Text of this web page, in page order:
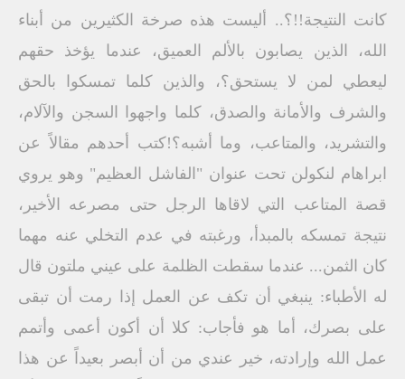
كانت النتيجة!!؟.. أليست هذه صرخة الكثيرين من أبناء
الله، الذين يصابون بالألم العميق، عندما يؤخذ حقهم
ليعطي لمن لا يستحق؟، والذين كلما تمسكوا بالحق
والشرف والأمانة والصدق، كلما واجهوا السجن والآلام،
والتشريد، والمتاعب، وما أشبه؟!كتب أحدهم مقالاً عن
ابراهام لنكولن تحت عنوان "الفاشل العظيم" وهو يروي
قصة المتاعب التي لاقاها الرجل حتى مصرعه الأخير،
نتيجة تمسكه بالمبدأ، ورغبته في عدم التخلي عنه مهما
كان الثمن... عندما سقطت الظلمة على عيني ملتون قال
له الأطباء: ينبغي أن تكف عن العمل إذا رمت أن تبقى
على بصرك، أما هو فأجاب: كلا أن أكون أعمى وأتمم
عمل الله وإرادته، خير عندي من أن أبصر بعيداً عن هذا